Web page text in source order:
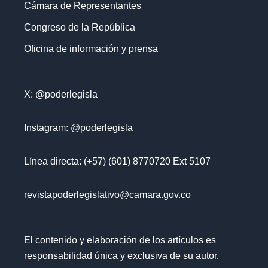
Cámara de Representantes
Congreso de la República
Oficina de información y prensa
X: @poderlegisla
Instagram: @poderlegisla
Línea directa: (+57) (601) 8770720 Ext 5107
revistapoderlegislativo@camara.gov.co
El contenido y elaboración de los artículos es
responsabilidad única y exclusiva de su autor.